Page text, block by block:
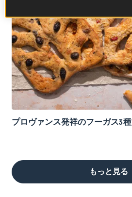
プロヴァンス発祥のフーガス3種
もっと見る